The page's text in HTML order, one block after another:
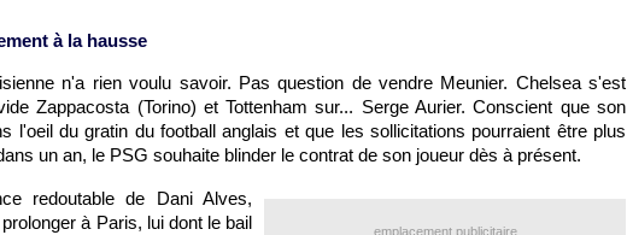
à la hausse
n'a rien voulu savoir. Pas question de vendre Meunier. Chelsea s'est
Zappacosta (Torino) et Tottenham sur... Serge Aurier. Conscient que son
l'oeil du gratin du football anglais et que les sollicitations pourraient être plus
un an, le PSG souhaite blinder le contrat de son joueur dès à présent.
emplacement publicitaire
redoutable de Dani Alves,
à Paris, lui dont le bail